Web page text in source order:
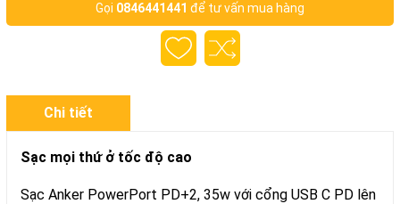
Gọi 0846441441 để tư vấn mua hàng
Chi tiết
Sạc mọi thứ ở tốc độ cao
Sạc Anker PowerPort PD+2, 35w với cổng USB C PD lên